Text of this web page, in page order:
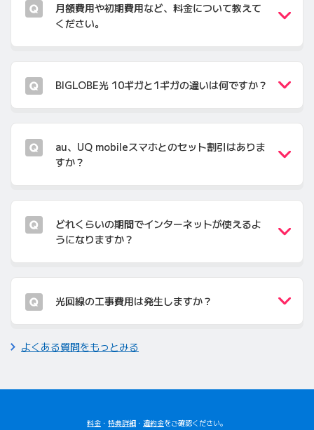
月額費用や初期費用など、料金について教えて
ください。
BIGLOBE光 10ギガと1ギガの違いは何ですか？
au、UQ mobileスマホとのセット割引はありま
すか？
どれくらいの期間でインターネットが使えるよ
うになりますか？
光回線の工事費用は発生しますか？
よくある質問をもっとみる
料金 ・ 特典詳細 ・ 違約金をご確認ください。